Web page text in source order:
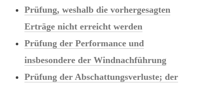
Prüfung, weshalb die vorhergesagten
Erträge nicht erreicht werden
Prüfung der Performance und
insbesondere der Windnachführung
Prüfung der Abschattungsverluste; der